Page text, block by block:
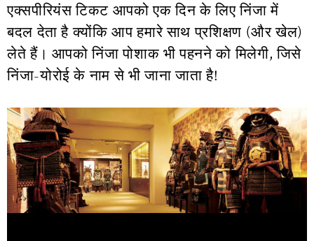
एक्सपीरियंस टिकट आपको एक दिन के लिए निंजा में
बदल देता है क्योंकि आप हमारे साथ प्रशिक्षण (और खेल)
लेते हैं। आपको निंजा पोशाक भी पहनने को मिलेगी, जिसे
निंजा-योरोई के नाम से भी जाना जाता है!